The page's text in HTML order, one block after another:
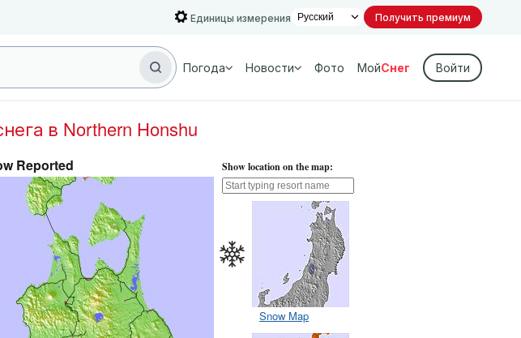
Единицы измерения Получить премиум
Погода Новости Фото МойСнег Войти
в Northern Honshu
Reported Show location on the map:
Snow Map